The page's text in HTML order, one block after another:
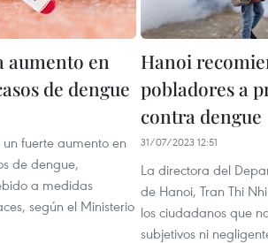
aumento en
de dengue
fuerte aumento en
de dengue,
a medidas
según el Ministerio
Hanoi
pobladores a
contra dengue
31/07/2023 12:51
La directora del
de Hanoi, Tran Thi
los ciudadanos que
subjetivos ni